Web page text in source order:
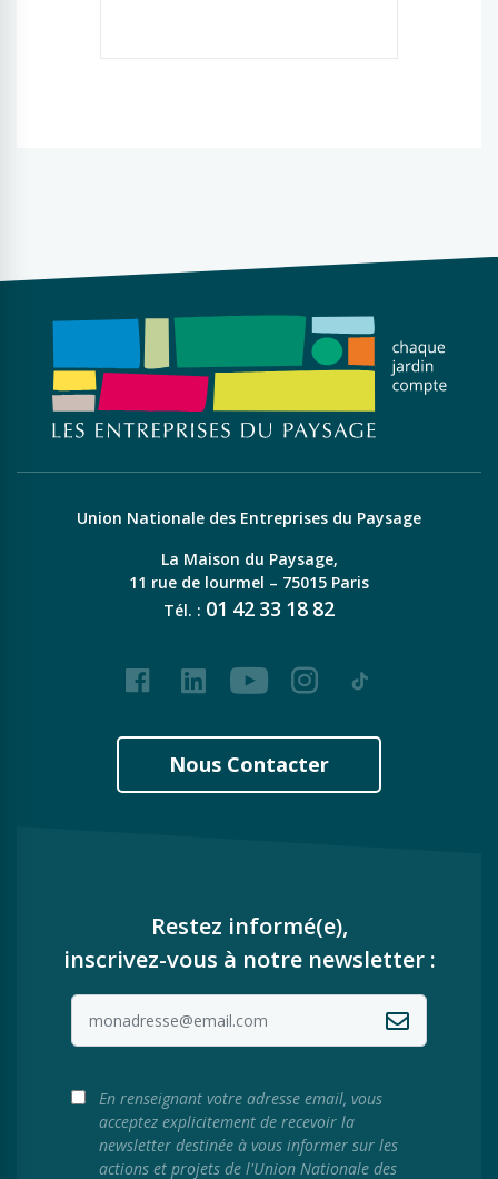
Union Nationale des Entreprises du Paysage
La Maison du Paysage,
11 rue de lourmel – 75015 Paris
Tél. : 01 42 33 18 82
FacebookLinkedInYoutubeInstagram
Tiktok
Nous Contacter
Restez informé(e),
inscrivez-vous à notre newsletter :
En renseignant votre adresse email, vous
acceptez explicitement de recevoir la
newsletter destinée à vous informer sur les
actions et projets de l'Union Nationale des